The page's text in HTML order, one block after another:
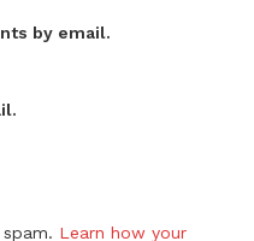
by email.
Learn how your